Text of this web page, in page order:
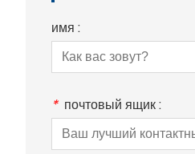
имя :
* почтовый ящик :